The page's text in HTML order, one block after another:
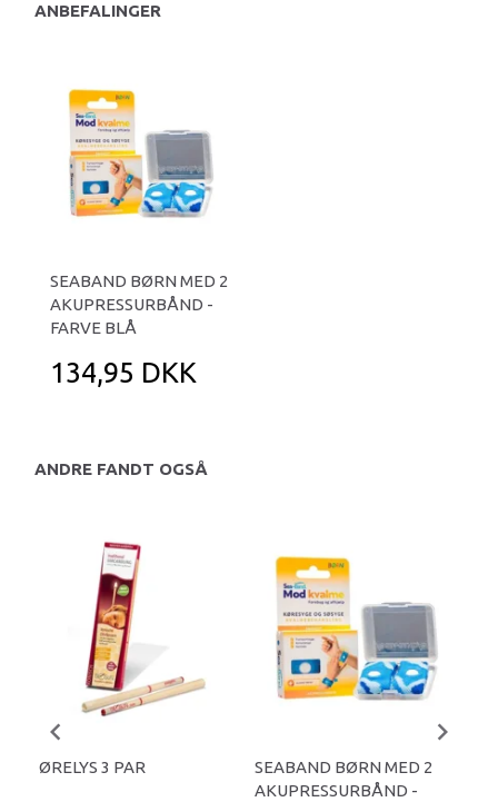
ANBEFALINGER
SEABAND BØRN MED 2
AKUPRESSURBÅND -
FARVE BLÅ
134,95 DKK
ANDRE FANDT OGSÅ
ØRELYS 3 PAR
SEABAND BØRN MED 2
AKUPRESSURBÅND -